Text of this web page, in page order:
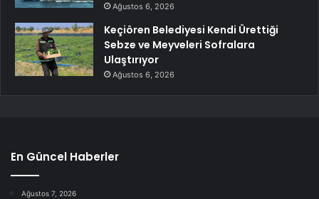
Ağustos 6, 2026
Keçiören Belediyesi Kendi Ürettiği
Sebze ve Meyveleri Sofralara
Ulaştırıyor
Ağustos 6, 2026
En Güncel Haberler
Ağustos 7, 2026